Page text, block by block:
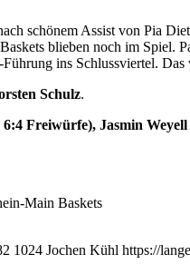
schönem Assist von
blieben noch im
ins Schlussviertel.
Schulz.
Freiwürfe), Jasmin
Main Baskets
1024 Jochen Kühl https://